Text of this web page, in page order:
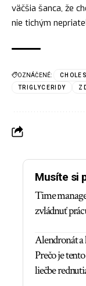
väčšia šanca, že
nie tichým
OZNÁČENÉ:
TRIGLYCERIDY
Musíte si
Time
zvládnuť
Alendronát a
Prečo je
liečbe